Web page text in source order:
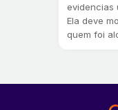
evidencias
Ela deve
quem foi